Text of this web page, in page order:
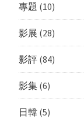
專題 (10)
影展 (28)
影評(84)
影集(6)
日韓(5)